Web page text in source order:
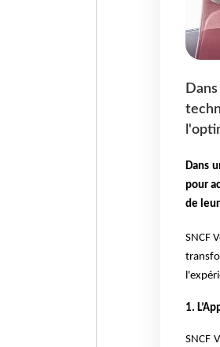
Dans
pour
de
SNCF
1.
SNCF